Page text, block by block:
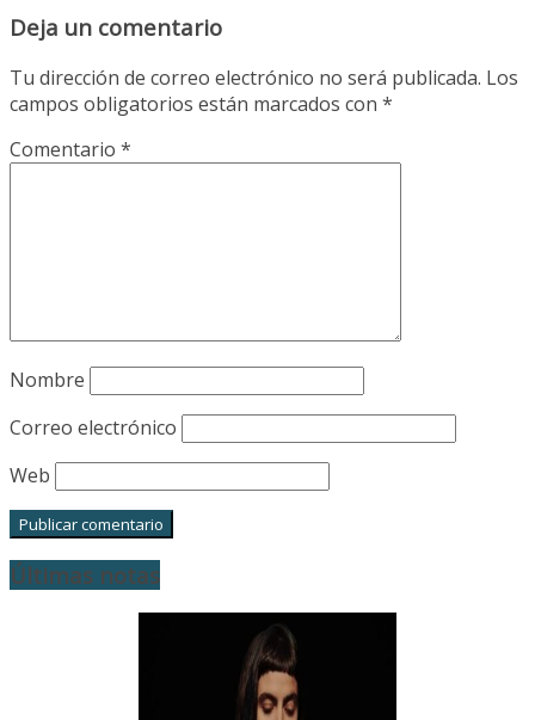
Deja un comentario
Tu dirección de correo electrónico no será publicada. Los
campos obligatorios están marcados con *
Comentario *
Nombre
Correo electrónico
Web
Últimas notas